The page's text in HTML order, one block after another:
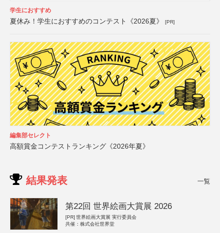
学生におすすめ
夏休み！学生におすすめのコンテスト《2026夏》 [PR]
編集部セレクト
高額賞金コンテストランキング《2026年夏》
結果発表 一覧
第22回 世界絵画大賞展 2026
[PR] 世界絵画大賞展 実行委員会
共催：株式会社世界堂